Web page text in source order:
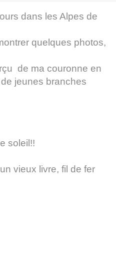
dans les Alpes de
quelques photos,
de ma couronne en
jeunes branches
soleil!!
vieux livre, fil de fer